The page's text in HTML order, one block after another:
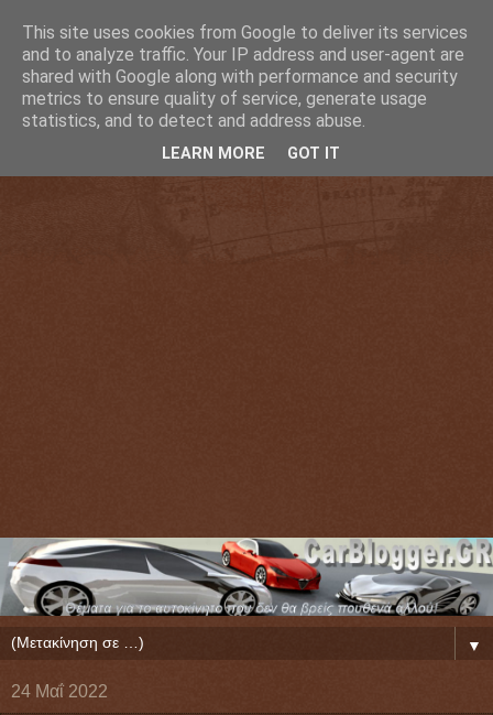
▼
24 Μαΐ 2022
This site uses cookies from Google to deliver its services
and to analyze traffic. Your IP address and user-agent are
shared with Google along with performance and security
metrics to ensure quality of service, generate usage
statistics, and to detect and address abuse.
LEARN MORE GOT IT